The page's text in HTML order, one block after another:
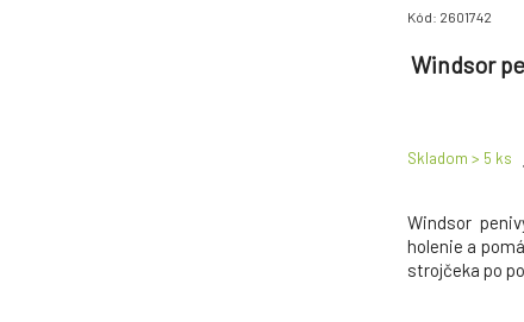
Kód: 2601742
Windsor
Skladom > 5 ks
Windsor
holenie a
strojčeka po